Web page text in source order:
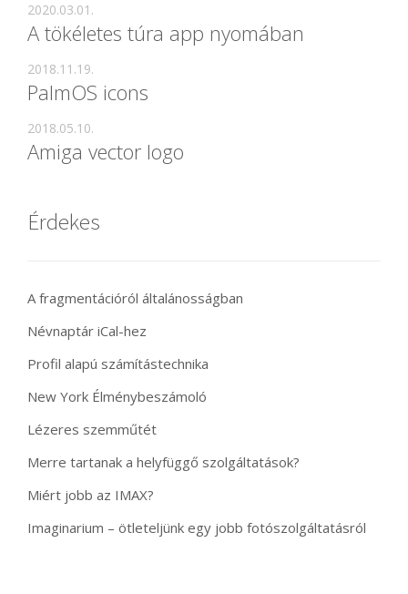
A tökéletes túra app nyomában
2020.03.01.
PalmOS icons
2018.11.19.
Amiga vector logo
2018.05.10.
Érdekes
A fragmentációról általánosságban
Névnaptár iCal-hez
Profil alapú számítástechnika
New York Élménybeszámoló
Lézeres szemműtét
Merre tartanak a helyfüggő szolgáltatások?
Miért jobb az IMAX?
Imaginarium – ötleteljünk egy jobb fotószolgáltatásról